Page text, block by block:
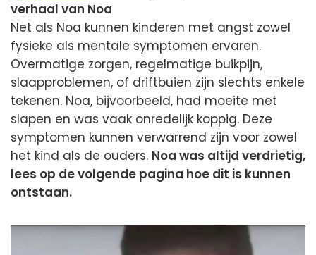
verhaal van Noa
Net als Noa kunnen kinderen met angst zowel
fysieke als mentale symptomen ervaren.
Overmatige zorgen, regelmatige buikpijn,
slaapproblemen, of driftbuien zijn slechts enkele
tekenen. Noa, bijvoorbeeld, had moeite met
slapen en was vaak onredelijk koppig. Deze
symptomen kunnen verwarrend zijn voor zowel
het kind als de ouders. Noa was altijd verdrietig,
lees op de volgende pagina hoe dit is kunnen
ontstaan.